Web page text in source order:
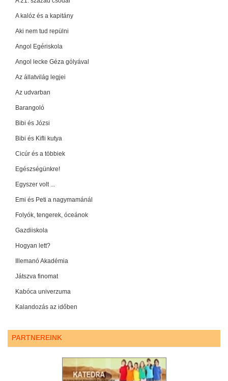
A kalóz és a kapitány
Aki nem tud repülni
Angol Egériskola
Angol lecke Géza gólyával
Az állatvilág legjei
Az udvarban
Barangoló
Bibi és Józsi
Bibi és Kifli kutya
Cicúr és a többiek
Egészségünkre!
Egyszer volt ...
Emi és Peti a nagymamánál
Folyók, tengerek, óceánok
Gazdiiskola
Hogyan lett?
Illemanó Akadémia
Játszva finomat
Kabóca univerzuma
Kalandozás az időben
PARTNEREINK